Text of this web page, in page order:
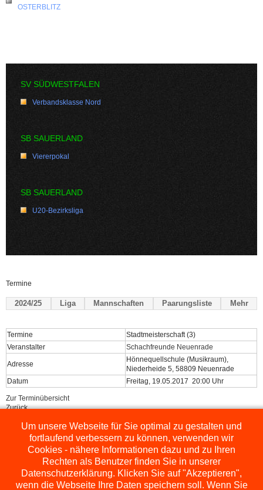
OSTERBLITZ
SV SÜDWESTFALEN
Verbandsklasse Nord
SB SAUERLAND
Viererpokal
SB SAUERLAND
U20-Bezirksliga
Termine
2024/25 Liga Mannschaften Paarungsliste Mehr
Termine
Stadtmeisterschaft (3)
Veranstalter
Schachfreunde Neuenrade
Adresse
Hönnequellschule (Musikraum),
Niederheide 5, 58809 Neuenrade
Datum
Freitag, 19.05.2017 20:00 Uhr
Zur Terminübersicht
Zurück
Powered by ChessLeagueManager
Um unsere Webseite für Sie optimal zu gestalten und
fortlaufend verbessern zu können, verwenden wir
Cookies - nähere Informationen dazu und zu Ihren
Rechten als Benutzer finden Sie in unserer
Datenschutzerklärung. Klicken Sie auf "Akzeptieren",
wenn die Webseite Ihre Daten speichern soll. Wenn Sie